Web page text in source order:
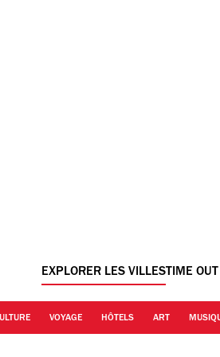
EXPLORER LES VILLESTIME
VOYAGE HÔTELS ART